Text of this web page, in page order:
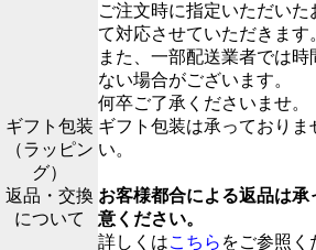
ご注文時に指定いただい
て対応させていただきます
また、一部配送業者では
ない場合がございます。
何卒ご了承くださいませ。
ギフト包装
（ラッピン
グ）
ギフト包装は承っておりま
い。
返品・交換
について
お客様都合による返品は
意ください。
詳しくはこちら をご参照く